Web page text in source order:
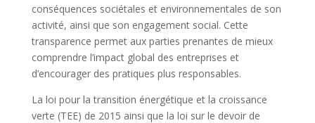
conséquences sociétales et environnementales de son
activité, ainsi que son engagement social. Cette
transparence permet aux parties prenantes de mieux
comprendre l’impact global des entreprises et
d’encourager des pratiques plus responsables.
La loi pour la transition énergétique et la croissance
verte (TEE) de 2015 ainsi que la loi sur le devoir de